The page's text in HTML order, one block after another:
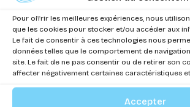
Pour offrir les meilleures expériences, nous
que les cookies pour stocker et/ou accéder aux
Le fait de consentir à ces technologies nous
données telles que le comportement de
site. Le fait de ne pas consentir ou de retirer son
affecter négativement certaines caractéristiques
Accepter